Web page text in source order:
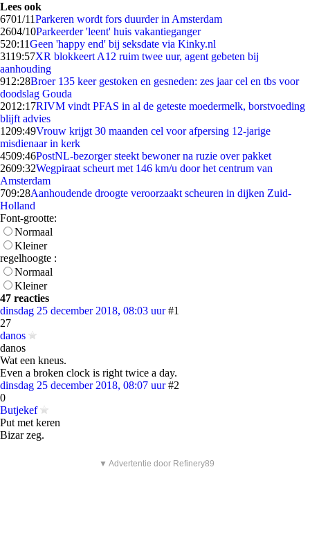
Lees ook
6701/11Parkeren wordt fors duurder in Amsterdam
2604/10Parkeerder 'leent' huis vakantieganger
520:11Geen 'happy end' bij seksdate via Kinky.nl
3119:57XR blokkeert A12 ruim twee uur, agent gebeten bij
aanhouding
912:28Broer 135 keer gestoken en gesneden: zes jaar cel en tbs voor
doodslag Gouda
2012:17RIVM vindt PFAS in al de geteste moedermelk, borstvoeding
blijft advies
1209:49Vrouw krijgt 30 maanden cel voor afpersing 12-jarige
misdienaar in kerk
4509:46PostNL-bezorger steekt bewoner na ruzie over pakket
2609:32Wegpiraat scheurt met 146 km/u door het centrum van
Amsterdam
709:28Aanhoudende droogte veroorzaakt scheuren in dijken Zuid-
Holland
Font-grootte:
Normaal
Kleiner
regelhoogte :
Normaal
Kleiner
47 reacties
dinsdag 25 december 2018, 08:03 uur #1
27
danos
danos
Wat een kneus.
Even a broken clock is right twice a day.
dinsdag 25 december 2018, 08:07 uur #2
0
Butjekef
Put met keren
Bizar zeg.
▼ Advertentie door Refinery89